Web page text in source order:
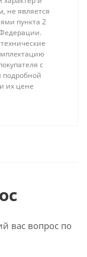
не является
пункта 2
с
подробной
их цене
вас вопрос по